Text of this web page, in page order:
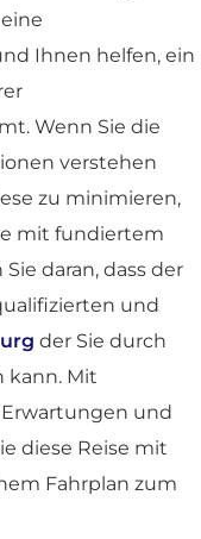
Ihnen helfen, ein
Wenn Sie die
verstehen
zu minimieren,
mit fundiertem
daran, dass der
und
der Sie durch
kann. Mit
und
diese Reise mit
Fahrplan zum